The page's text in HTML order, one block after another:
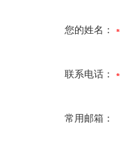
您的姓名：
联系电话：
常用邮箱：